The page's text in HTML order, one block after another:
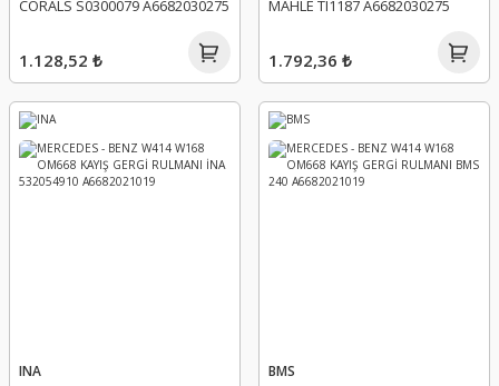
CORALS S0300079 A6682030275
1.128,52 ₺
MAHLE TI1187 A6682030275
1.792,36 ₺
INA BMS